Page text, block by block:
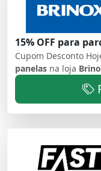
15% OFF para
Cupom Desconto
panelas na loja